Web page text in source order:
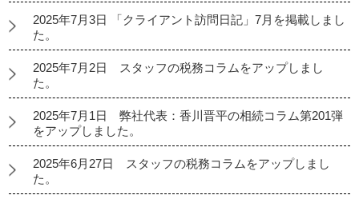
2025年7月3日 「クライアント訪問日記」7月を掲載しまし
た。
2025年7月2日 スタッフの税務コラムをアップしまし
た。
2025年7月1日 弊社代表：香川晋平の相続コラム第201弾
をアップしました。
2025年6月27日 スタッフの税務コラムをアップしまし
た。